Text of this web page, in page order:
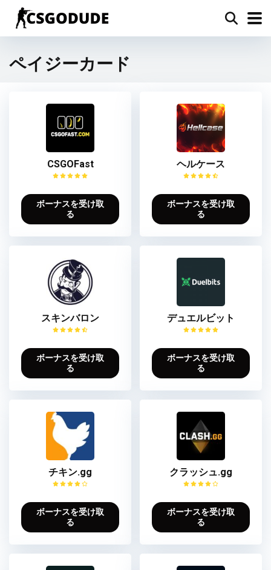
ペイジーカード
CSGOFast
ボーナスを受け取
る
ヘルケース
ボーナスを受け取
る
スキンバロン
ボーナスを受け取
る
デュエルビット
ボーナスを受け取
る
チキン.gg
ボーナスを受け取
る
クラッシュ.gg
ボーナスを受け取
る